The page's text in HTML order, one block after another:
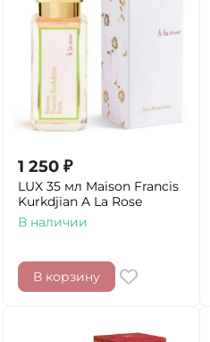
1 250 ₽
LUX 35 мл Maison Francis
Kurkdjian A La Rose
В наличии
В корзину